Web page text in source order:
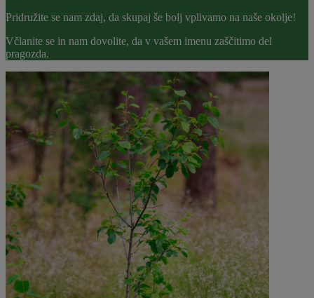
Pridružite se nam zdaj, da skupaj še bolj vplivamo na naše okolje!
Včlanite se in nam dovolite, da v vašem imenu zaščitimo del
pragozda.